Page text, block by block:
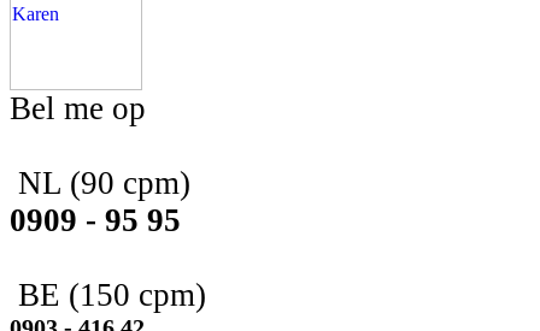
Bel me op
NL (90 cpm)
0909 - 95 95
BE (150 cpm)